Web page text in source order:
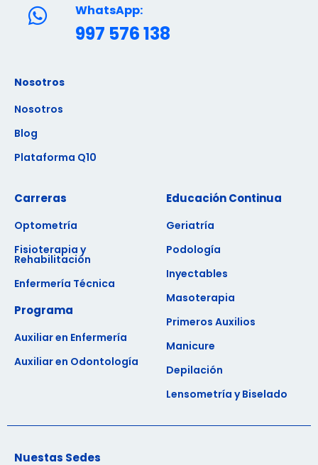
WhatsApp:
997 576 138
Nosotros
Nosotros
Blog
Plataforma Q10
Carreras
Optometría
Fisioterapia y
Rehabilitación
Enfermería Técnica
Programa
Auxiliar en Enfermería
Auxiliar en Odontología
Educación Continua
Geriatría
Podología
Inyectables
Masoterapia
Primeros Auxilios
Manicure
Depilación
Lensometría y Biselado
Nuestas Sedes